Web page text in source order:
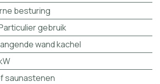
besturing
gebruik
wand kachel
saunastenen